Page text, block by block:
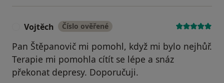
Vojtěch Číslo ověřené
Pan Štěpanovič mi pomohl, když mi bylo nejhůř.
Terapie mi pomohla cítít se lépe a snáz
překonat depresy. Doporučuji.